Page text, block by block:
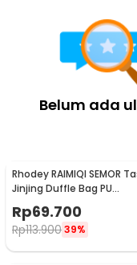
Belum ada
Rhodey RAIMIQI SEMOR
Jinjing Duffle Bag PU
Leather Unisex 20 Inch
Coffee Grid - C01
Rp69.700
Rp113.90039%